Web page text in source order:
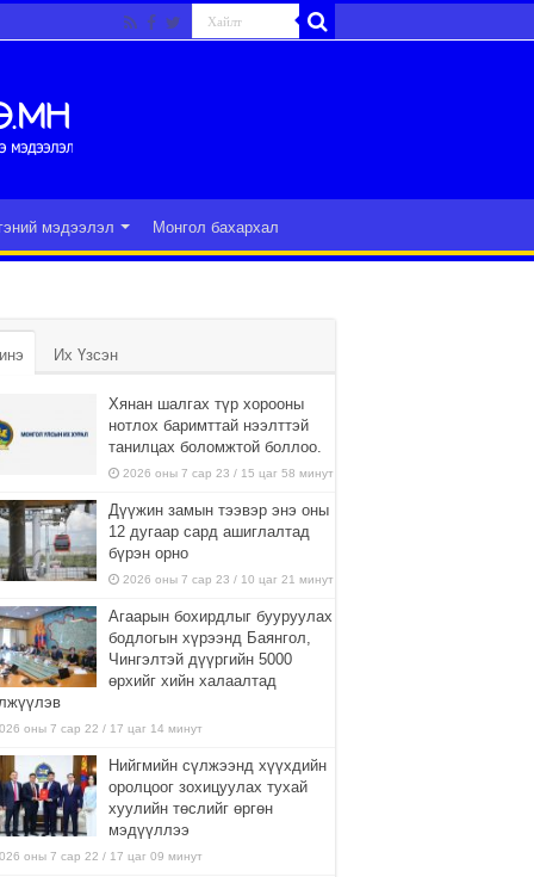
мэдээлэл Монгол бахархал
Их Үзсэн
Хянан шалгах түр хорооны
нотлох баримттай нээлттэй
танилцах боломжтой боллоо.
2026 оны 7 сар 23 / 15 цаг 58 минут
Дүүжин замын тээвэр энэ оны
12 дугаар сард ашиглалтад
бүрэн орно
2026 оны 7 сар 23 / 10 цаг 21 минут
Агаарын бохирдлыг бууруулах
бодлогын хүрээнд Баянгол,
Чингэлтэй дүүргийн 5000
өрхийг хийн халаалтад
оны 7 сар 22 / 17 цаг 14 минут
Нийгмийн сүлжээнд хүүхдийн
оролцоог зохицуулах тухай
хуулийн төслийг өргөн
мэдүүллээ
оны 7 сар 22 / 17 цаг 09 минут